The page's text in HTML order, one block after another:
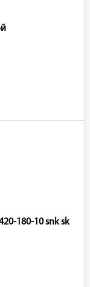
180-10 snk sk